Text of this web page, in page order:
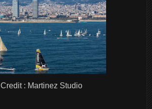
Credit : Martinez Studio